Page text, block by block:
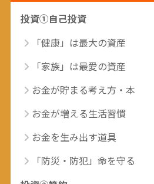
投資①自己投資
「健康」は最大の資産
「家族」は最愛の資産
お金が貯まる考え方・本
お金が増える生活習慣
お金を生み出す道具
「防災・防犯」命を守る